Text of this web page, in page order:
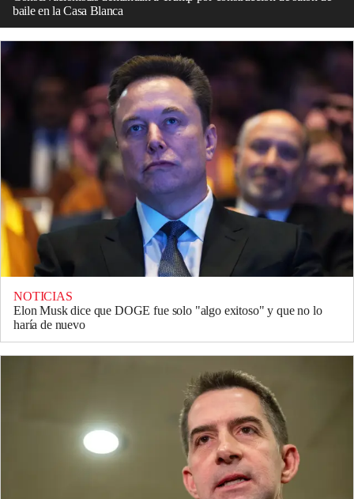
baile en la Casa Blanca
NOTICIAS
Elon Musk dice que DOGE fue solo "algo exitoso" y que no lo
haría de nuevo